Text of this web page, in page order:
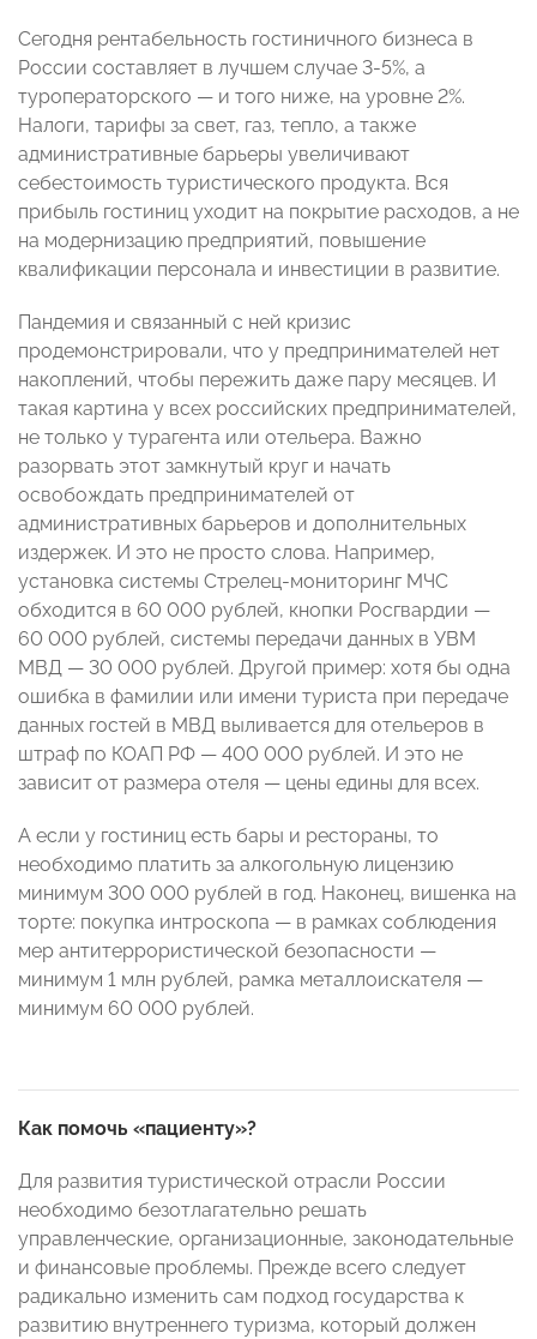
Сегодня рентабельность гостиничного бизнеса в
России составляет в лучшем случае 3-5%, а
туроператорского — и того ниже, на уровне 2%.
Налоги, тарифы за свет, газ, тепло, а также
административные барьеры увеличивают
себестоимость туристического продукта. Вся
прибыль гостиниц уходит на покрытие расходов, а не
на модернизацию предприятий, повышение
квалификации персонала и инвестиции в развитие.
Пандемия и связанный с ней кризис
продемонстрировали, что у предпринимателей нет
накоплений, чтобы пережить даже пару месяцев. И
такая картина у всех российских предпринимателей,
не только у турагента или отельера. Важно
разорвать этот замкнутый круг и начать
освобождать предпринимателей от
административных барьеров и дополнительных
издержек. И это не просто слова. Например,
установка системы Стрелец-мониторинг МЧС
обходится в 60 000 рублей, кнопки Росгвардии —
60 000 рублей, системы передачи данных в УВМ
МВД — 30 000 рублей. Другой пример: хотя бы одна
ошибка в фамилии или имени туриста при передаче
данных гостей в МВД выливается для отельеров в
штраф по КОАП РФ — 400 000 рублей. И это не
зависит от размера отеля — цены едины для всех.
А если у гостиниц есть бары и рестораны, то
необходимо платить за алкогольную лицензию
минимум 300 000 рублей в год. Наконец, вишенка на
торте: покупка интроскопа — в рамках соблюдения
мер антитеррористической безопасности —
минимум 1 млн рублей, рамка металлоискателя —
минимум 60 000 рублей.
Как помочь «пациенту»?
Для развития туристической отрасли России
необходимо безотлагательно решать
управленческие, организационные, законодательные
и финансовые проблемы. Прежде всего следует
радикально изменить сам подход государства к
развитию внутреннего туризма, который должен